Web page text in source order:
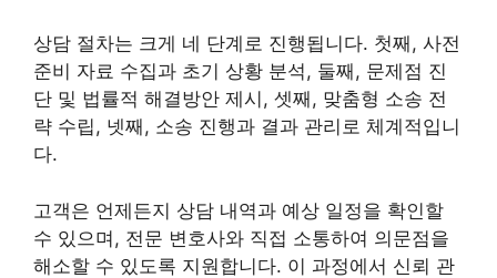
상담 절차는 크게 네 단계로 진행됩니다. 첫째, 사전
준비 자료 수집과 초기 상황 분석, 둘째, 문제점 진
단 및 법률적 해결방안 제시, 셋째, 맞춤형 소송 전
략 수립, 넷째, 소송 진행과 결과 관리로 체계적입니
다.
고객은 언제든지 상담 내역과 예상 일정을 확인할
수 있으며, 전문 변호사와 직접 소통하여 의문점을
해소할 수 있도록 지원합니다. 이 과정에서 신뢰 관